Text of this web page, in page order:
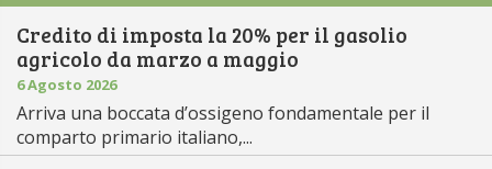
Credito di imposta la 20% per il gasolio
agricolo da marzo a maggio
6 Agosto 2026
Arriva una boccata d’ossigeno fondamentale per il
comparto primario italiano,...